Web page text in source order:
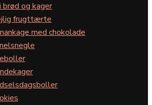
brød og kager
frugttærte
med chokolade